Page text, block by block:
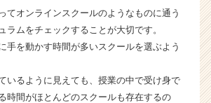
e
e
r）
てオンラインスクールのようなものに通う
ラムをチェックすることが大切です。
手を動かす時間が多いスクールを選ぶよう
いるように見えても、授業の中で受け身で
時間がほとんどのスクールも存在するの